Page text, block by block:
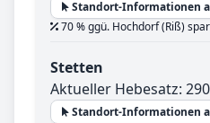
Standort-Informationen
70 % ggü. Hochdorf (Riß)
Stetten
Aktueller Hebesatz:
Standort-Informationen